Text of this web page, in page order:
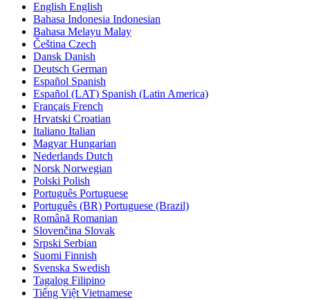
English English
Bahasa Indonesia Indonesian
Bahasa Melayu Malay
Čeština Czech
Dansk Danish
Deutsch German
Español Spanish
Español (LAT) Spanish (Latin America)
Français French
Hrvatski Croatian
Italiano Italian
Magyar Hungarian
Nederlands Dutch
Norsk Norwegian
Polski Polish
Português Portuguese
Português (BR) Portuguese (Brazil)
Română Romanian
Slovenčina Slovak
Srpski Serbian
Suomi Finnish
Svenska Swedish
Tagalog Filipino
Tiếng Việt Vietnamese